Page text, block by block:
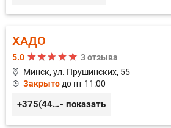
ХАДО
5.0
3 отзыва
Минск, ул. Прушинских, 55
Закрыто до пт 11:00
+375(44) 559-27-77- показать